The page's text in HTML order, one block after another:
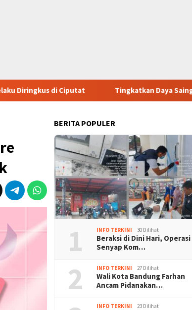
Tingkatkan Daya Saing Indonesia, BRIN Fokus
BERITA POPULER
1 INFO TERKINI 30 Dilihat
Beraksi di Dini Hari, Operasi
Senyap Kom…
2 INFO TERKINI 27 Dilihat
Wali Kota Bandung Farhan
Ancam Pidanakan…
INFO TERKINI 23 Dilihat